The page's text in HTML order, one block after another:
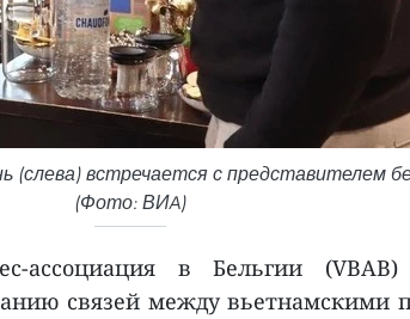
(слева) встречается с представителем
(Фото: ВИA)
ассоциация в Бельгии (VBAB)
связей между вьетнамскими